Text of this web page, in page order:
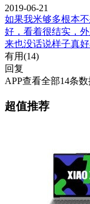
2019-06-21
如果我米够多根本
好，看着很结实，
来也没话说样子真
有用(14)
回复
APP查看全部14条
超值推荐